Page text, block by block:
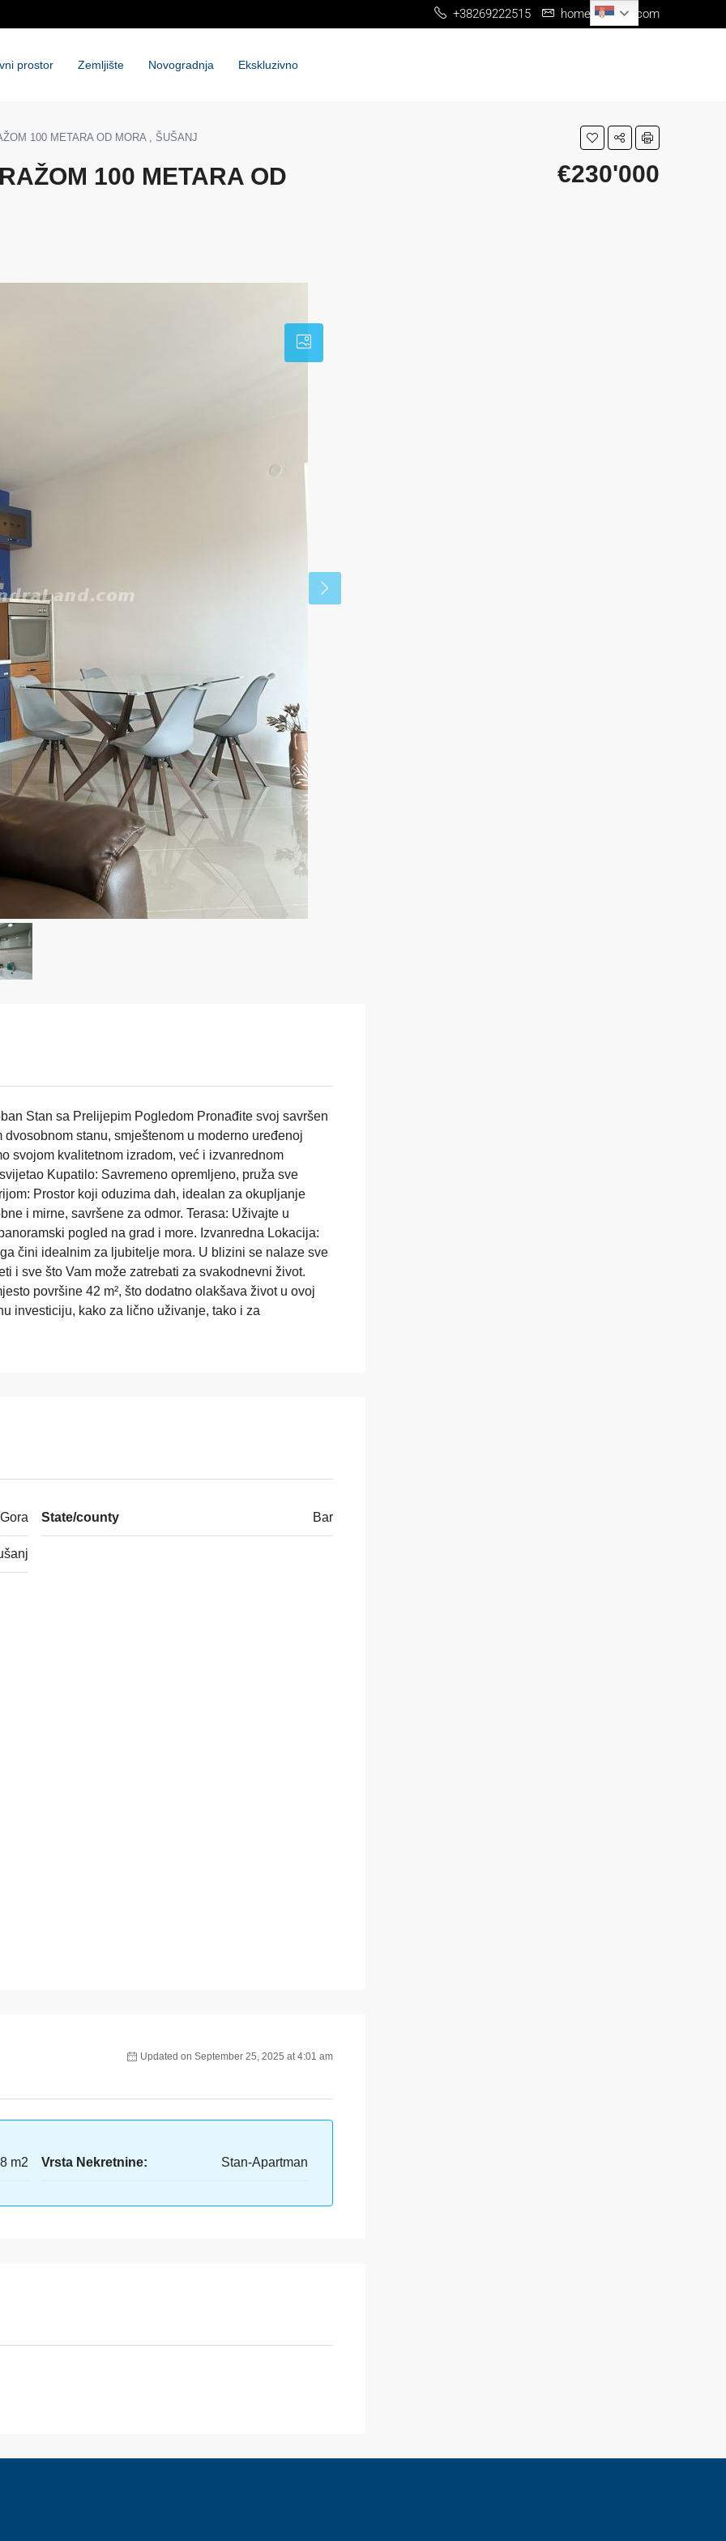
+38269222515 home@me-re.com
prostor Zemljište Novogradnja Ekskluzivno
100 METARA OD MORA , ŠUŠANJ
100 METARA OD €230'000
Stan sa Prelijepim Pogledom Pronađite svoj savršen
stanu, smještenom u moderno uređenoj
svojom kvalitetnom izradom, već i izvanrednom
Kupatilo: Savremeno opremljeno, pruža sve
Prostor koji oduzima dah, idealan za okupljanje
i mirne, savršene za odmor. Terasa: Uživajte u
pogled na grad i more. Izvanredna Lokacija:
čini idealnim za ljubitelje mora. U blizini se nalaze sve
i sve što Vam može zatrebati za svakodnevni život.
površine 42 m², što dodatno olakšava život u ovoj
investiciju, kako za lično uživanje, tako i za
State/county Bar
Updated on September 25, 2025 at 4:01 am
m2 Vrsta Nekretnine: Stan-Apartman
Serbian